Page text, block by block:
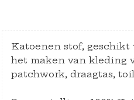
Katoenen stof, geschikt
het maken van kleding
patchwork, draagtas,